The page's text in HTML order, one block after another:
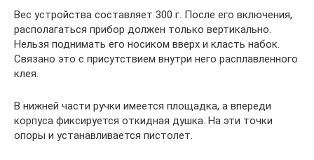
Вес устройства составляет 300 г. После его включения,
располагаться прибор должен только вертикально.
Нельзя поднимать его носиком вверх и класть набок.
Связано это с присутствием внутри него расплавленного
клея.
В нижней части ручки имеется площадка, а впереди
корпуса фиксируется откидная душка. На эти точки
опоры и устанавливается пистолет.